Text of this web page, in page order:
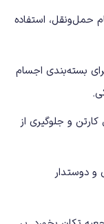
حمل‌ونقل، استفاده
بسته‌بندی اجسام
و جلوگیری از
و دوستدار